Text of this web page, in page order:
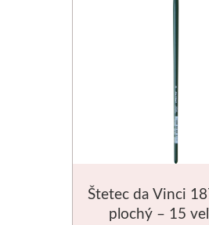
Štetec da Vinci
plochý – 15